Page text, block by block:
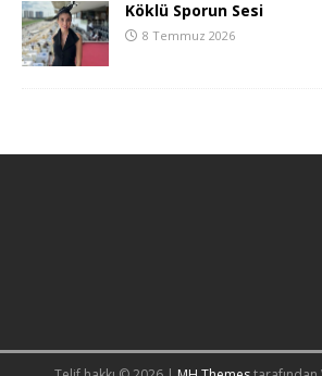
Köklü Sporun Sesi
8 Temmuz 2026